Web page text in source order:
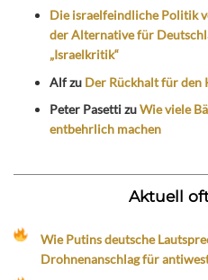
Die israelfeindliche Politik
der Alternative für
„Israelkritik“
Alfzu Der Rückhalt für den
Peter PasettizuWie viele
entbehrlich machen
Aktuell
Wie Putins deutsche
Drohnenanschlag für